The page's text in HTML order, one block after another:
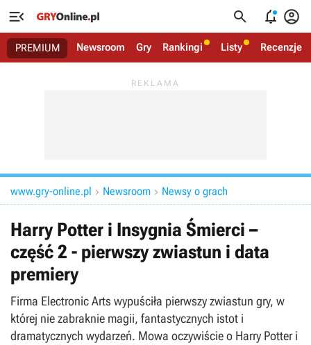
   
PREMIUM Newsroom Gry Rankingi Listy Recenzje
www.gry-online.pl  Newsroom  Newsy o grach
Harry Potter i Insygnia Śmierci –
część 2 - pierwszy zwiastun i data
premiery
Firma Electronic Arts wypuściła pierwszy zwiastun gry, w
której nie zabraknie magii, fantastycznych istot i
dramatycznych wydarzeń. Mowa oczywiście o Harry Potter i